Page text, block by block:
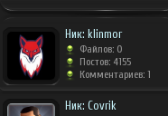
Ник: klinmor
Файлов: 0
Постов: 4155
Комментариев: 1
Ник: Covrik